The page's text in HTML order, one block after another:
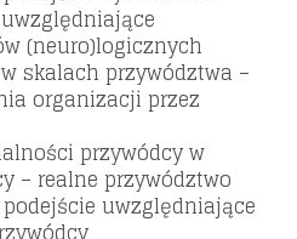
(neuro)logicznych
skalach przywództwa –
organizacji przez
przywódcy w
– realne przywództwo
uwzględniające